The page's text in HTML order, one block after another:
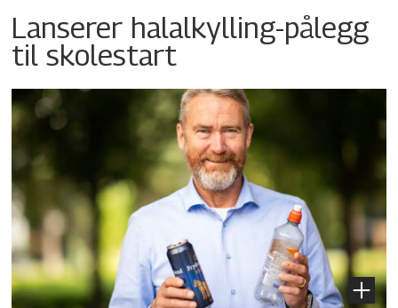
Lanserer halalkylling-­pålegg
til skolestart